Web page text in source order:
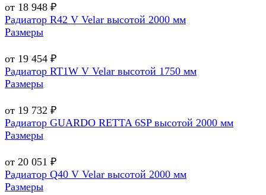
от 18 948 ₽
Радиатор R42 V Velar высотой 2000 мм
Размеры
от 19 454 ₽
Радиатор RT1W V Velar высотой 1750 мм
Размеры
от 19 732 ₽
Радиатор GUARDO RETTA 6SP высотой 2000 мм
Размеры
от 20 051 ₽
Радиатор Q40 V Velar высотой 2000 мм
Размеры